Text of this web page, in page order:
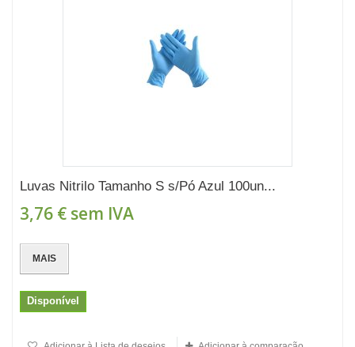
Luvas Nitrilo Tamanho S s/Pó Azul 100un...
3,76 € sem IVA
MAIS
Disponível